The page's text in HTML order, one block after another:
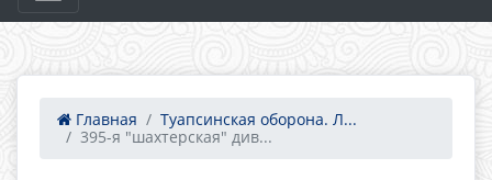
Главная
Туапсинская оборона. Л...
395-я "шахтерская" див...